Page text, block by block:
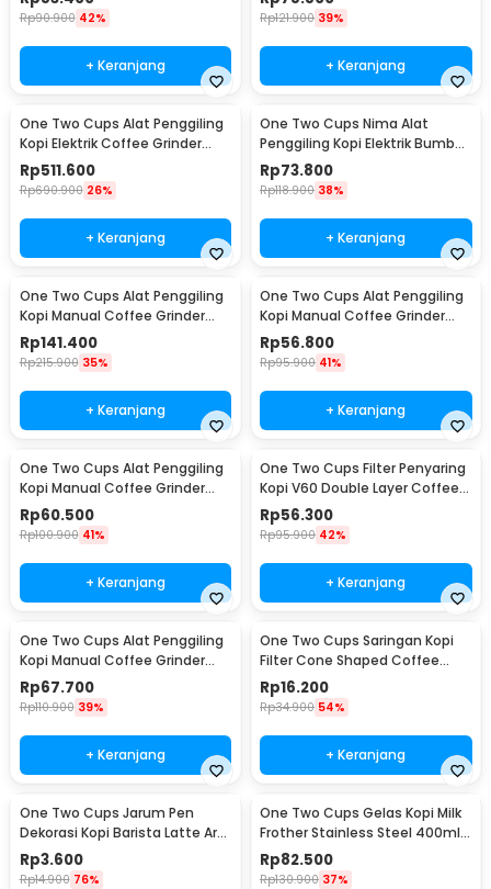
1 x Panduan Penggunaan
Rp90.900 42%
+ Keranjang
Rp121.900 39%
+ Keranjang
One Two Cups Alat Penggiling
Kopi Elektrik Coffee Grinder
Adjustable - 600N
Rp511.600
Rp690.900 26%
+ Keranjang
One Two Cups Nima Alat
Penggiling Kopi Elektrik Bumbu
Coffee Grinder - NM-8300
Rp73.800
Rp118.900 38%
+ Keranjang
One Two Cups Alat Penggiling
Kopi Manual Coffee Grinder
Wood 30g - CW85532
Rp141.400
Rp215.900 35%
+ Keranjang
One Two Cups Alat Penggiling
Kopi Manual Coffee Grinder
160ml - CF012
Rp56.800
Rp95.900 41%
+ Keranjang
One Two Cups Alat Penggiling
Kopi Manual Coffee Grinder
Adjustable - RHNHA0176
Rp60.500
Rp100.900 41%
+ Keranjang
One Two Cups Filter Penyaring
Kopi V60 Double Layer Coffee
Filter - FS-40S
Rp56.300
Rp95.900 42%
+ Keranjang
One Two Cups Alat Penggiling
Kopi Manual Coffee Grinder
Adjustable - CF4146
Rp67.700
Rp110.900 39%
+ Keranjang
One Two Cups Saringan Kopi
Filter Cone Shaped Coffee
Dripper 1 PCS - K741
Rp16.200
Rp34.900 54%
+ Keranjang
One Two Cups Jarum Pen
Dekorasi Kopi Barista Latte Art
Needle 13cm - F3F27
Rp3.600
Rp14.900 76%
One Two Cups Gelas Kopi Milk
Frother Stainless Steel 400ml -
WZ0011
Rp82.500
Rp130.900 37%